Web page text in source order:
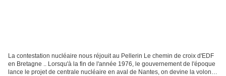
La contestation nucléaire nous réjouit au Pellerin Le chemin de croix d'EDF
en Bretagne .. Lorsqu'à la fin de l'année 1976, le gouvernement de l'époque
lance le projet de centrale nucléaire en aval de Nantes, on devine la volonté